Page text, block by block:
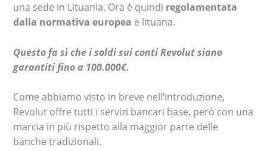
una sede in Lituania. Ora è quindi regolamentata
dalla normativa europea e lituana.
Questo fa sì che i soldi sui conti Revolut siano
garantiti fino a 100.000€.
Come abbiamo visto in breve nell’introduzione,
Revolut offre tutti i servizi bancari base, però con una
marcia in più rispetto alla maggior parte delle
banche tradizionali.